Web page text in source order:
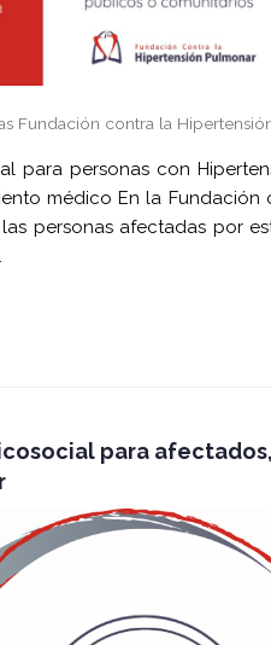
Fundación contra la
para personas con
médico En la Fundación
personas afectadas por
para